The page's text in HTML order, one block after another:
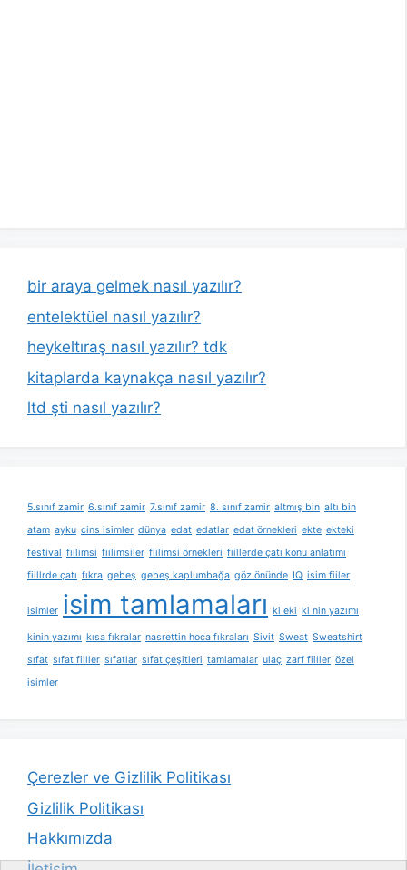
bir araya gelmek nasıl yazılır?
entelektüel nasıl yazılır?
heykeltıraş nasıl yazılır? tdk
kitaplarda kaynakça nasıl yazılır?
ltd şti nasıl yazılır?
5.sınıf zamir 6.sınıf zamir 7.sınıf zamir 8. sınıf zamir altmış bin altı bin
atam ayku cins isimler dünya edat edatlar edat örnekleri ekte ekteki
festival fiilimsi fiilimsiler fiilimsi örnekleri fiillerde çatı konu anlatımı
fiillrde çatı fıkra gebeş gebeş kaplumbağa göz önünde IQ isim fiiler
isimler isim tamlamaları ki eki ki nin yazımı
kinin yazımı kısa fıkralar nasrettin hoca fıkraları Sivit Sweat Sweatshirt
sıfat sıfat fiiller sıfatlar sıfat çeşitleri tamlamalar ulaç zarf fiiller özel
isimler
Çerezler ve Gizlilik Politikası
Gizlilik Politikası
Hakkımızda